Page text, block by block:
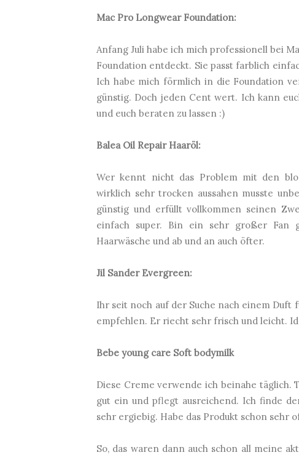
Mac Pro Longwear Foundation:
Anfang Juli habe ich mich professionell bei
Foundation entdeckt. Sie passt farblich
Ich habe mich förmlich in die Foundation
günstig. Doch jeden Cent wert. Ich kann
und euch beraten zu lassen :)
Balea Oil Repair Haaröl:
Wer kennt nicht das Problem mit den
wirklich sehr trocken aussahen musste
günstig und erfüllt vollkommen seinen
einfach super. Bin ein sehr großer Fan
Haarwäsche und ab und an auch öfter.
Jil Sander Evergreen:
Ihr seit noch auf der Suche nach einem
empfehlen. Er riecht sehr frisch und leicht.
Bebe young care Soft bodymilk
Diese Creme verwende ich beinahe täglich.
gut ein und pflegt ausreichend. Ich finde
sehr ergiebig. Habe das Produkt schon sehr
So, das waren dann auch schon all meine